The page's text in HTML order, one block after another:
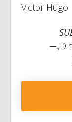
Victor Hugo